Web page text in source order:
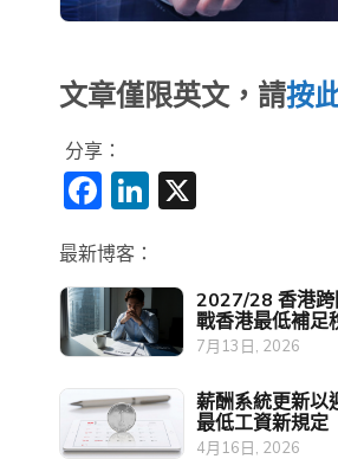
文章僅限英文，請按
分享：
Facebook
LinkedIn
最新博客：
2027/28 香港
戰香港最低補足
7月13日, 2026
薪酬系統更新以
最低工資新規定
4月16日, 2026